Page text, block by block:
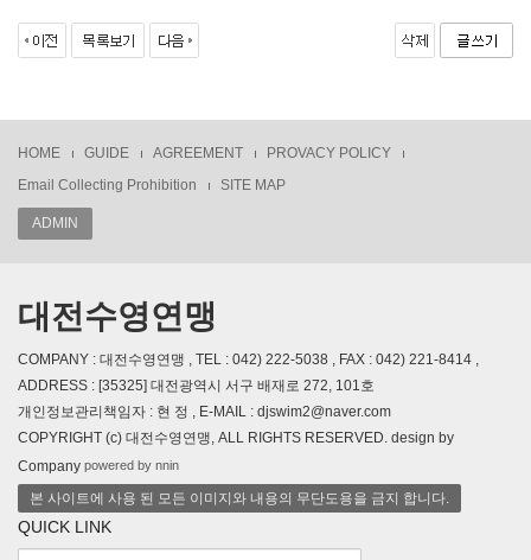
HOME GUIDE AGREEMENT
PROVACY POLICY
Email Collecting Prohibition
SITE MAP
ADMIN
대전수영연맹
COMPANY : 대전수영연맹 , TEL : 042) 222-5038 , FAX : 042) 221-8414 ,
ADDRESS : [35325] 대전광역시 서구 배재로 272, 101호
개인정보관리책임자 : 현 정 , E-MAIL : djswim2@naver.com
COPYRIGHT (c) 대전수영연맹, ALL RIGHTS RESERVED. design by
Company powered by nnin
본 사이트에 사용 된 모든 이미지와 내용의 무단도용을 금지 합니다.
QUICK LINK